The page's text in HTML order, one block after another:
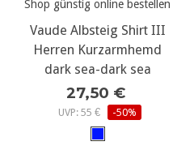
Vaude Albsteig Shirt III
Herren Kurzarmhemd
dark sea-dark sea
27,50 €
UVP: 55 € -50%